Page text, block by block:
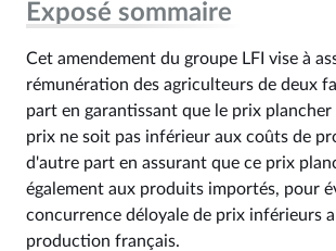
Exposé sommaire
Cet amendement du groupe LFI vise à
rémunération des agriculteurs de deux
part en garantissant que le prix plancher
prix ne soit pas inférieur aux coûts de
d'autre part en assurant que ce prix
également aux produits importés, pour
concurrence déloyale de prix inférieurs
production français.